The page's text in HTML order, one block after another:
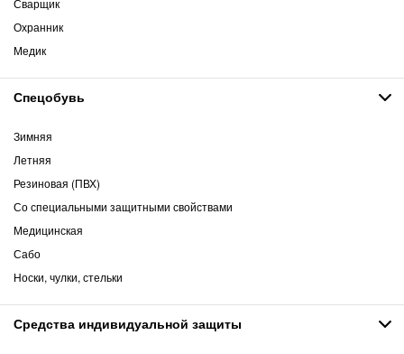
Сварщик
Охранник
Медик
Спецобувь
Зимняя
Летняя
Резиновая (ПВХ)
Со специальными защитными свойствами
Медицинская
Сабо
Носки, чулки, стельки
Средства индивидуальной защиты